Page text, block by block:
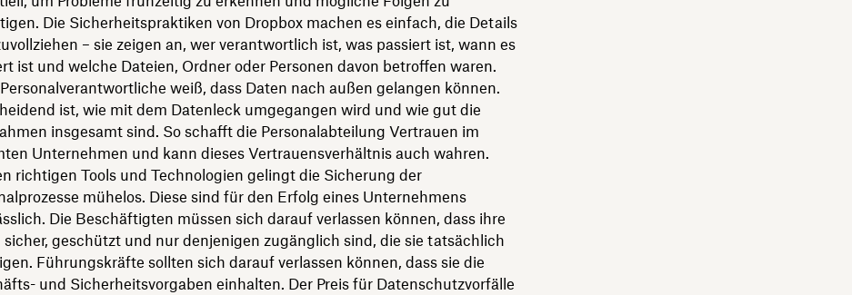
Die Sicherheitspraktiken von Dropbox machen es einfach, die Details
– sie zeigen an, wer verantwortlich ist, was passiert ist, wann es
ist und welche Dateien, Ordner oder Personen davon betroffen waren.
weiß, dass Daten nach außen gelangen können.
ist, wie mit dem Datenleck umgegangen wird und wie gut die
insgesamt sind. So schafft die Personalabteilung Vertrauen im
Unternehmen und kann dieses Vertrauensverhältnis auch wahren.
richtigen Tools und Technologien gelingt die Sicherung der
mühelos. Diese sind für den Erfolg eines Unternehmens
Die Beschäftigten müssen sich darauf verlassen können, dass ihre
sicher, geschützt und nur denjenigen zugänglich sind, die sie tatsächlich
Führungskräfte sollten sich darauf verlassen können, dass sie die
und Sicherheitsvorgaben einhalten. Der Preis für Datenschutzvorfälle